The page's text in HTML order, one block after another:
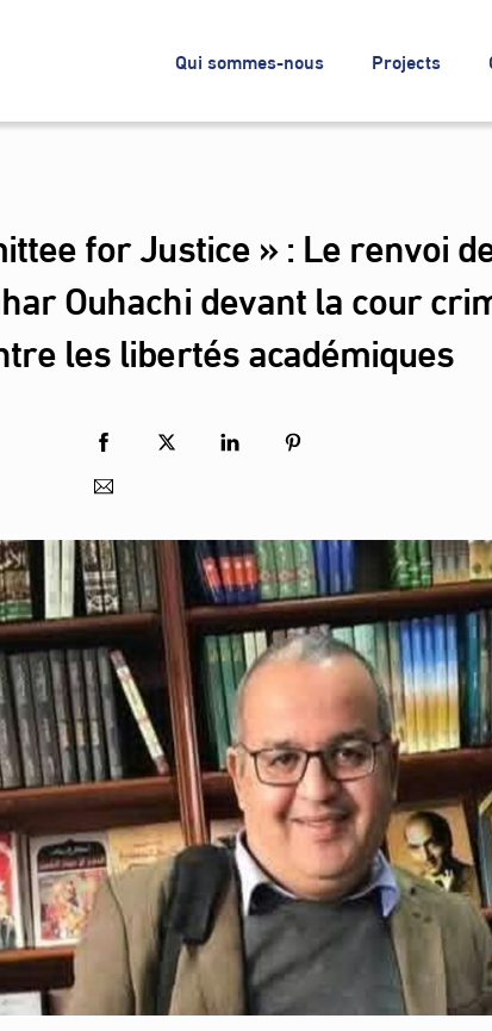
Qui sommes-nous Projects
for Justice » : Le renvoi
Ouhachi devant la cour
les libertés académiques